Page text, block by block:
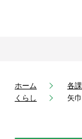
ホーム 各
くらし
矢